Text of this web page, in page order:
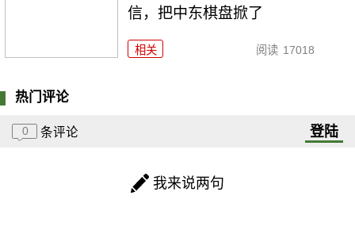
信，把中东棋盘掀了
相关 阅读 17018
热门评论
0 条评论 登陆
我来说两句